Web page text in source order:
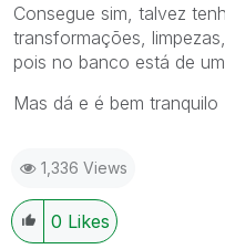
Consegue sim, talvez
transformações,
pois no banco está de
Mas dá e é bem tranquilo
1,336 Views
0 Likes